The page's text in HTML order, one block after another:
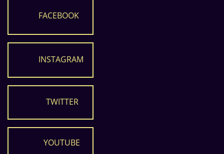
FACEBOOK
INSTAGRAM
TWITTER
YOUTUBE